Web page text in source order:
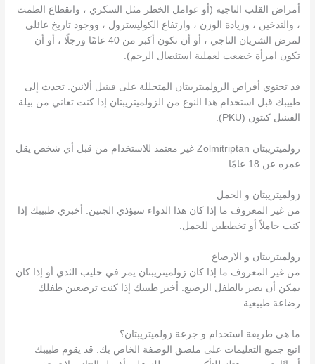
أمراض القلب التاجية (أو عوامل الخطر مثل السكري ، وانقطاع الطمث
، والتدخين ، وزيادة الوزن ، وارتفاع الكوليسترول ، ووجود تاريخ عائلي
لمرض الشريان التاجي ، أو أن تكون أكبر من 40 عامًا ورجلًا ، أو أن
تكون امرأة خضعت لعملية استئصال الرحم).
قد تحتوي أقراص الزولميتريبتان المتحللة على فينيل ألانين. تحدث إلى
طبيبك قبل استخدام هذا النوع من الزولميتريبتان إذا كنت تعاني من بيلة
الفينيل كيتون (PKU).
زولميتريبتان Zolmitriptan غير معتمد للاستخدام من قبل أي شخص يقل
عمره عن 18 عامًا.
زولميتريبتان و الحمل
من غير المعروف ما إذا كان هذا الدواء سيؤذي الجنين. أخبري طبيبك إذا
كنت حاملاً أو تخططين للحمل.
زولميتريبتان و الارضاع
من غير المعروف ما إذا كان زولميتريبتان يمر في حليب الثدي أو إذا كان
يمكن أن يضر بالطفل الرضيع. أخبر طبيبك إذا كنت ترضعين طفلك
رضاعة طبيعية.
ما هي طريقة استخدام و جرعة زولميتريبتان؟
اتبع جميع التعليمات على ملصق الوصفة الخاص بك. قد يقوم طبيبك